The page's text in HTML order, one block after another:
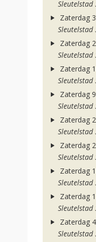
Sleutelstad
Zaterdag
Sleutelstad
Zaterdag
Sleutelstad
Zaterdag
Sleutelstad
Zaterdag
Sleutelstad
Zaterdag
Sleutelstad
Zaterdag
Sleutelstad
Zaterdag
Sleutelstad
Zaterdag
Sleutelstad
Zaterdag
Sleutelstad